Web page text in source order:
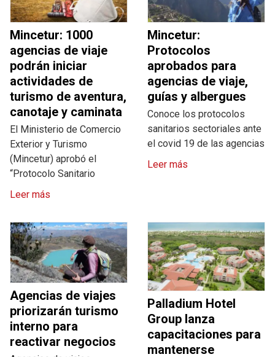
Mincetur: 1000
agencias de viaje
podrán iniciar
actividades de
turismo de aventura,
canotaje y caminata
El Ministerio de Comercio
Exterior y Turismo
(Mincetur) aprobó el
“Protocolo Sanitario
Leer más
Mincetur:
Protocolos
aprobados para
agencias de viaje,
guías y albergues
Conoce los protocolos
sanitarios sectoriales ante
el covid 19 de las agencias
Leer más
Agencias de viajes
priorizarán turismo
interno para
reactivar negocios
Palladium Hotel
Group lanza
capacitaciones para
mantenerse